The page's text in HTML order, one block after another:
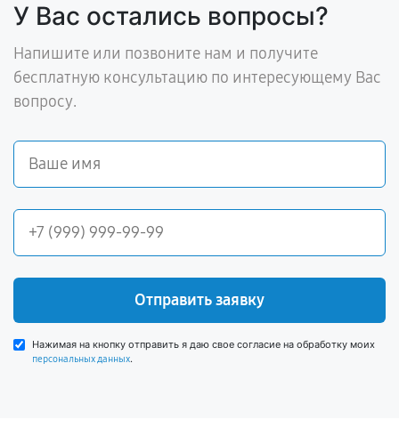
У Вас остались вопросы?
Напишите или позвоните нам и получите
бесплатную консультацию по интересующему Вас
вопросу.
Отправить заявку
Нажимая на кнопку отправить я даю свое согласие на обработку моих
персональных данных.